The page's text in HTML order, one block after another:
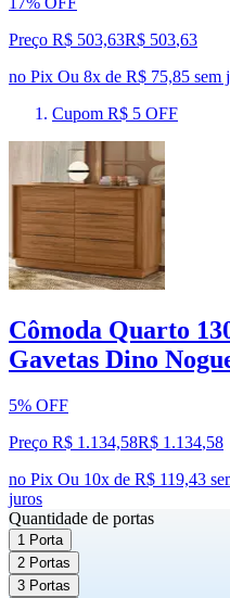
Preço R$ 503,63R$ 503,63
no Pix Ou 8x de R$ 75,85 sem
Cupom R$ 5 OFF
Cômoda Quarto
Gavetas Dino
5% OFF
Preço R$ 1.134,58R$ 1.134,58
no Pix Ou 10x de R$ 119,43
juros
Quantidade de portas
1 Porta
2 Portas
3 Portas